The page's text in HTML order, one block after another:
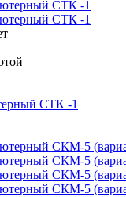
СТК -1